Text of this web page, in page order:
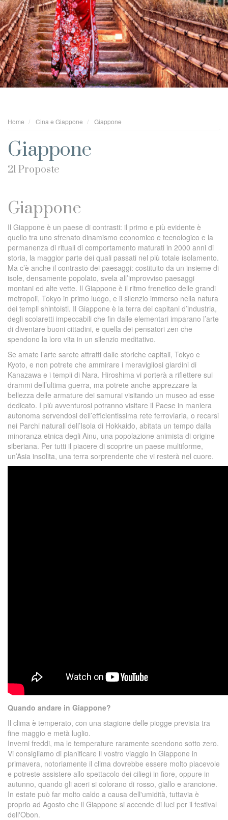
Home Cina e Giappone Giappone
Giappone
21 Proposte
Giappone
Il Giappone è un paese di contrasti: il primo e più evidente è
quello tra uno sfrenato dinamismo economico e tecnologico e la
permanenza di rituali di comportamento maturati in 2000 anni di
storia, la maggior parte dei quali passati nel più totale isolamento.
Ma c’è anche il contrasto dei paesaggi: costituito da un insieme di
isole, densamente popolato, svela all’improvviso paesaggi
montani ed alte vette. Il Giappone è il ritmo frenetico delle grandi
metropoli, Tokyo in primo luogo, e il silenzio immerso nella natura
dei templi shintoisti. Il Giappone è la terra dei capitani d’industria,
degli scolaretti impeccabili che fin dalle elementari imparano l’arte
di diventare buoni cittadini, e quella dei pensatori zen che
spendono la loro vita in un silenzio meditativo.
Se amate l’arte sarete attratti dalle storiche capitali, Tokyo e
Kyoto, e non potrete che ammirare i meravigliosi giardini di
Kanazawa e i templi di Nara. Hiroshima vi porterà a riflettere sui
drammi dell’ultima guerra, ma potrete anche apprezzare la
bellezza delle armature dei samurai visitando un museo ad esse
dedicato. I più avventurosi potranno visitare il Paese in maniera
autonoma servendosi dell’efficientissima rete ferroviaria, o recarsi
nei Parchi naturali dell’Isola di Hokkaido, abitata un tempo dalla
minoranza etnica degli Ainu, una popolazione animista di origine
siberiana. Per tutti il piacere di scoprire un paese multiforme,
un’Asia insolita, una terra sorprendente che vi resterà nel cuore.
Quando andare in Giappone?
Il clima è temperato, con una stagione delle piogge prevista tra
fine maggio e metà luglio.
Inverni freddi, ma le temperature raramente scendono sotto zero.
Vi consigliamo di pianificare il vostro viaggio in Giappone in
primavera, notoriamente il clima dovrebbe essere molto piacevole
e potreste assistere allo spettacolo dei ciliegi in fiore, oppure in
autunno, quando gli aceri si colorano di rosso, giallo e arancione.
In estate può far molto caldo a causa dell'umidità, tuttavia è
proprio ad Agosto che il Giappone si accende di luci per il festival
dell'Obon.